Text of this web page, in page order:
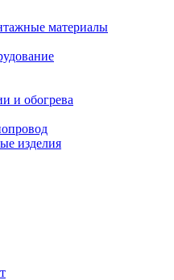
материалы
и обогрева
изделия